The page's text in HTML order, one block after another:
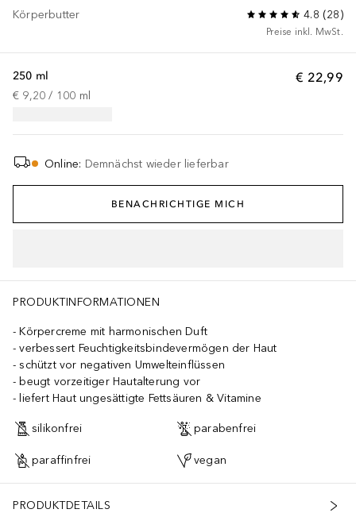
Körperbutter 4.8 (28)
Preise inkl. MwSt.
€ 22,99
250 ml
€ 9,20 / 100 ml
Online: Demnächst wieder lieferbar
BENACHRICHTIGE MICH
PRODUKTINFORMATIONEN
Körpercreme mit harmonischen Duft
verbessert Feuchtigkeitsbindevermögen der Haut
schützt vor negativen Umwelteinflüssen
beugt vorzeitiger Hautalterung vor
liefert Haut ungesättigte Fettsäuren & Vitamine
silikonfrei parabenfrei
paraffinfrei vegan
PRODUKTDETAILS